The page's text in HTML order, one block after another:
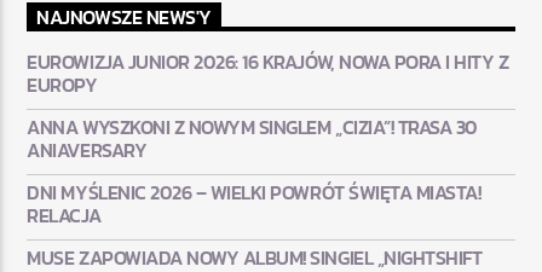
NAJNOWSZE NEWS'Y
EUROWIZJA JUNIOR 2026: 16 KRAJÓW, NOWA PORA I HITY Z
EUROPY
ANNA WYSZKONI Z NOWYM SINGLEM „CIZIA”! TRASA 30
ANIAVERSARY
DNI MYŚLENIC 2026 – WIELKI POWRÓT ŚWIĘTA MIASTA!
RELACJA
MUSE ZAPOWIADA NOWY ALBUM! SINGIEL „NIGHTSHIFT